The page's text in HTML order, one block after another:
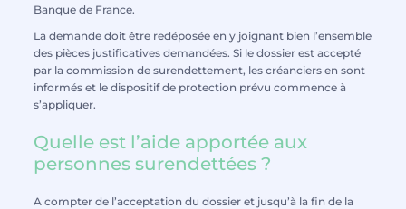
Banque de France.
La demande doit être redéposée en y joignant bien l’ensemble
des pièces justificatives demandées. Si le dossier est accepté
par la commission de surendettement, les créanciers en sont
informés et le dispositif de protection prévu commence à
s’appliquer.
Quelle est l’aide apportée aux
personnes surendettées ?
A compter de l’acceptation du dossier et jusqu’à la fin de la